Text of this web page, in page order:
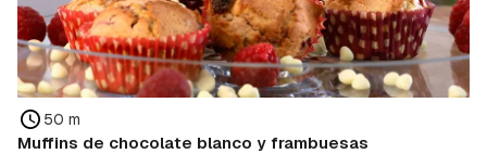
50 m
Muffins de chocolate blanco y frambuesas